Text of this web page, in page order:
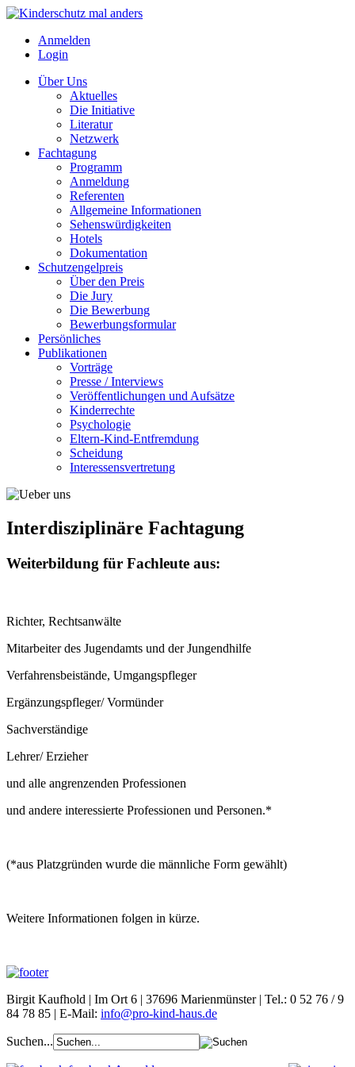
Anmelden
Login
Über Uns
Aktuelles
Die Initiative
Literatur
Netzwerk
Fachtagung
Programm
Anmeldung
Referenten
Allgemeine Informationen
Sehenswürdigkeiten
Hotels
Dokumentation
Schutzengelpreis
Über den Preis
Die Jury
Die Bewerbung
Bewerbungsformular
Persönliches
Publikationen
Vorträge
Presse / Interviews
Veröffentlichungen und Aufsätze
Kinderrechte
Psychologie
Eltern-Kind-Entfremdung
Scheidung
Interessensvertretung
Interdisziplinäre Fachtagung
Weiterbildung für Fachleute aus:
Richter, Rechtsanwälte
Mitarbeiter des Jugendamts und der Jungendhilfe
Verfahrensbeistände, Umgangspfleger
Ergänzungspfleger/ Vormünder
Sachverständige
Lehrer/ Erzieher
und alle angrenzenden Professionen
und andere interessierte Professionen und Personen.*
(*aus Platzgründen wurde die männliche Form gewählt)
Weitere Informationen folgen in kürze.
Birgit Kaufhold | Im Ort 6 | 37696 Marienmünster | Tel.: 0 52 76 / 9
84 78 85 | E-Mail: info@pro-kind-haus.de
Suchen...